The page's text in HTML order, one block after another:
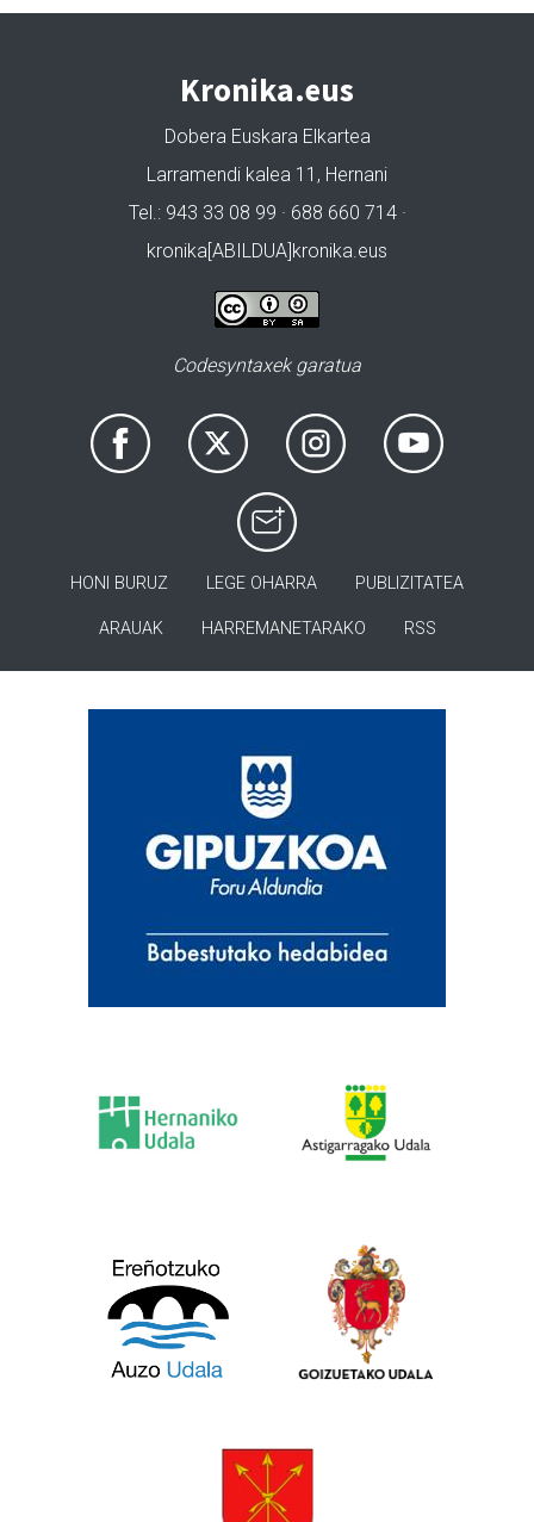
Kronika.eus
Dobera Euskara Elkartea
Larramendi kalea 11, Hernani
Tel.: 943 33 08 99 · 688 660 714 ·
kronika[ABILDUA]kronika.eus
Codesyntaxek garatua
HONI BURUZ LEGE OHARRA PUBLIZITATEA
ARAUAK HARREMANETARAKO RSS